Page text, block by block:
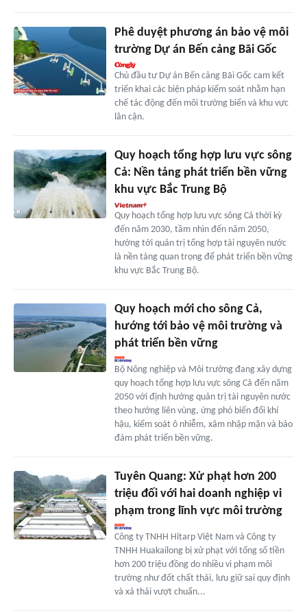
Phê duyệt phương án bảo vệ môi
trường Dự án Bến cảng Bãi Gốc
Chủ đầu tư Dự án Bến cảng Bãi Gốc cam kết
triển khai các biện pháp kiểm soát nhằm hạn
chế tác động đến môi trường biển và khu vực
lân cận.
Quy hoạch tổng hợp lưu vực sông
Cả: Nền tảng phát triển bền vững
khu vực Bắc Trung Bộ
Quy hoạch tổng hợp lưu vực sông Cả thời kỳ
đến năm 2030, tầm nhìn đến năm 2050,
hướng tới quản trị tổng hợp tài nguyên nước
là nền tảng quan trọng để phát triển bền vững
khu vực Bắc Trung Bộ.
Quy hoạch mới cho sông Cả,
hướng tới bảo vệ môi trường và
phát triển bền vững
Bộ Nông nghiệp và Môi trường đang xây dựng
quy hoạch tổng hợp lưu vực sông Cả đến năm
2050 với định hướng quản trị tài nguyên nước
theo hướng liên vùng, ứng phó biến đổi khí
hậu, kiểm soát ô nhiễm, xâm nhập mặn và bảo
đảm phát triển bền vững.
Tuyên Quang: Xử phạt hơn 200
triệu đối với hai doanh nghiệp vi
phạm trong lĩnh vực môi trường
Công ty TNHH Hitarp Việt Nam và Công ty
TNHH Huakailong bị xử phạt với tổng số tiền
hơn 200 triệu đồng do nhiều vi phạm môi
trường như đốt chất thải, lưu giữ sai quy định
và xả thải vượt chuẩn...